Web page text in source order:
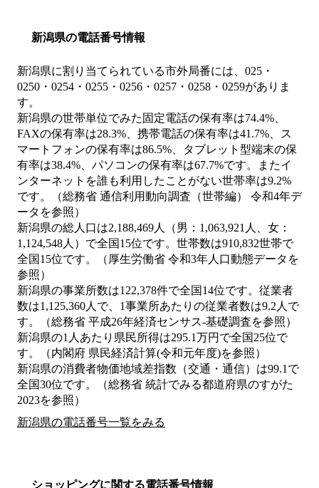
新潟県の電話番号情報
新潟県に割り当てられている市外局番には、025・
0250・0254・0255・0256・0257・0258・0259がありま
す。
新潟県の世帯単位でみた固定電話の保有率は74.4%、
FAXの保有率は28.3%、携帯電話の保有率は41.7%、ス
マートフォンの保有率は86.5%、タブレット型端末の保
有率は38.4%、パソコンの保有率は67.7%です。またイ
ンターネットを誰も利用したことがない世帯率は9.2%
です。（総務省 通信利用動向調査（世帯編） 令和4年デ
ータを参照）
新潟県の総人口は2,188,469人（男：1,063,921人、女：
1,124,548人）で全国15位です。世帯数は910,832世帯で
全国15位です。（厚生労働省 令和3年人口動態データを
参照）
新潟県の事業所数は122,378件で全国14位です。従業者
数は1,125,360人で、1事業所あたりの従業者数は9.2人で
す。（総務省 平成26年経済センサス‐基礎調査を参照）
新潟県の1人あたり県民所得は295.1万円で全国25位で
す。（内閣府 県民経済計算(令和元年度)を参照）
新潟県の消費者物価地域差指数（交通・通信）は99.1で
全国30位です。（総務省 統計でみる都道府県のすがた
2023を参照）
新潟県の電話番号一覧をみる
ショッピングに関する電話番号情報